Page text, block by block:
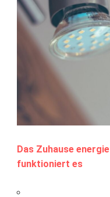
Das Zuhause
funktioniert es